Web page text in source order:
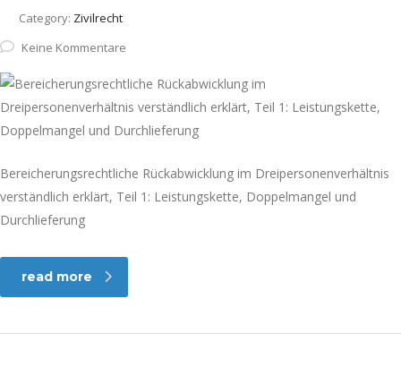
Category: Zivilrecht
Keine Kommentare
Bereicherungsrechtliche Rückabwicklung im Dreipersonenverhältnis
verständlich erklärt, Teil 1: Leistungskette, Doppelmangel und
Durchlieferung
read more